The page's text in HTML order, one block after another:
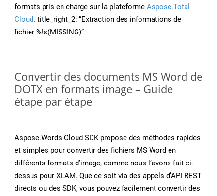
formats pris en charge sur la plateforme Aspose.Total
Cloud. title_right_2: “Extraction des informations de
fichier %!s(MISSING)”
Convertir des documents MS Word de
DOTX en formats image – Guide
étape par étape
Aspose.Words Cloud SDK propose des méthodes rapides
et simples pour convertir des fichiers MS Word en
différents formats d’image, comme nous l’avons fait ci-
dessus pour XLAM. Que ce soit via des appels d’API REST
directs ou des SDK, vous pouvez facilement convertir des